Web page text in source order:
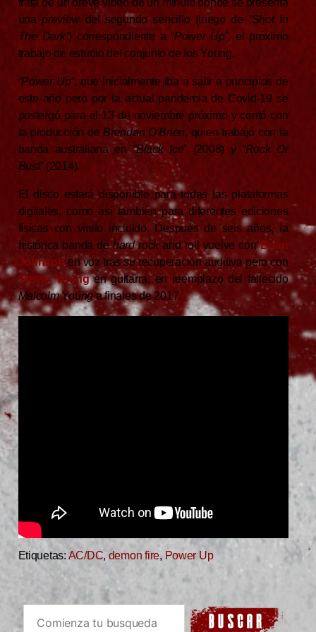
trata de un breve video de un minuto donde se presenta
unapreview del segundo sencillo (luego de ”Shot In
The Dark”) correspondiente a ”Power Up”, el próximo
trabajo de estudio del conjunto de los Young.
”Power Up”, que inicialmente iba a salir a principios de
este año pero por la actual pandemia de Covid-19 se
postergó para el 13 de noviembre próximo y contó con
la producción deBrendan O’Brien, quien trabajó con la
banda australiana en ”Black Ice” (2008) y ”Rock Or
Bust” (2014).
El disco estará disponible para todas las plataformas
digitales, como así también para diferentes ediciones
físicas con vinilo incluido. Después de seis años, la
histórica banda dehard rockand roll vuelve conBrian
Johnsonen voz tras su recuperación auditiva pero con
Stevie Youngen guitarra, en reemplazo del fallecido
Malcolm Younga finales de 2017.
Etiquetas: AC/DC, demon fire, Power Up